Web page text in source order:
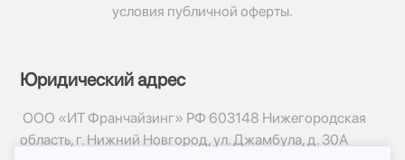
условия публичной оферты.
Юридический адрес
ООО «ИТ Франчайзинг» РФ 603148 Нижегородская
область, г. Нижний Новгород, ул. Джамбула, д. 30А